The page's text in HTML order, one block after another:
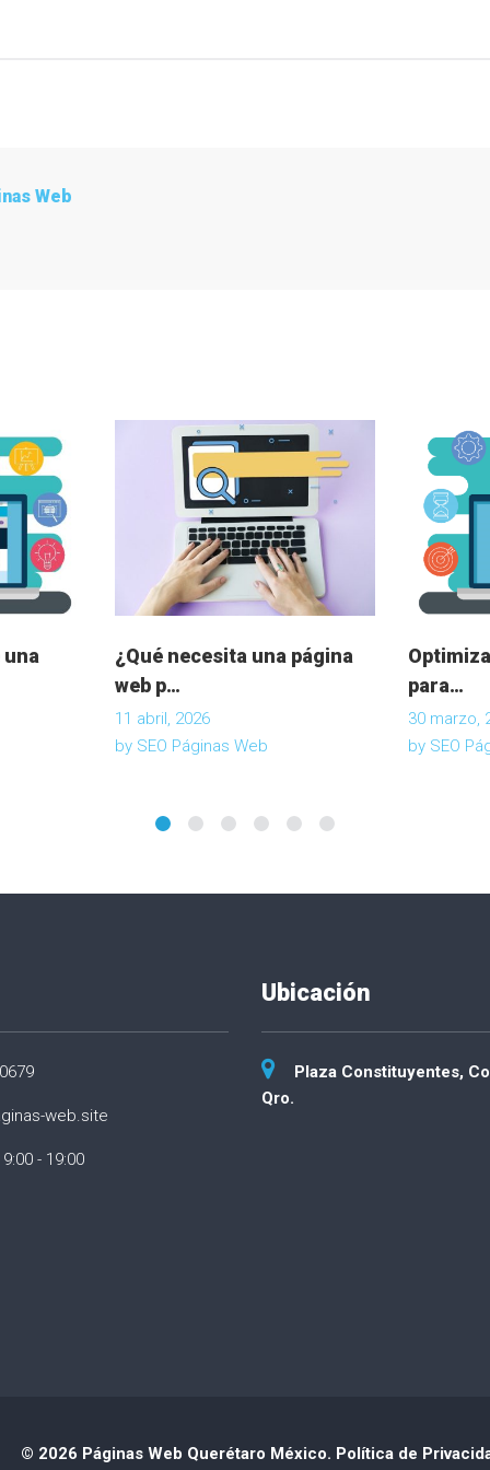
Web
una
¿Qué necesita una página
web p…
11 abril, 2026
by SEO Páginas Web
para…
30 marzo,
by SEO
web.site
- 19:00
Ubicación
Plaza Constituyentes,
Qro.
© 2026 Páginas Web Querétaro México. Política de